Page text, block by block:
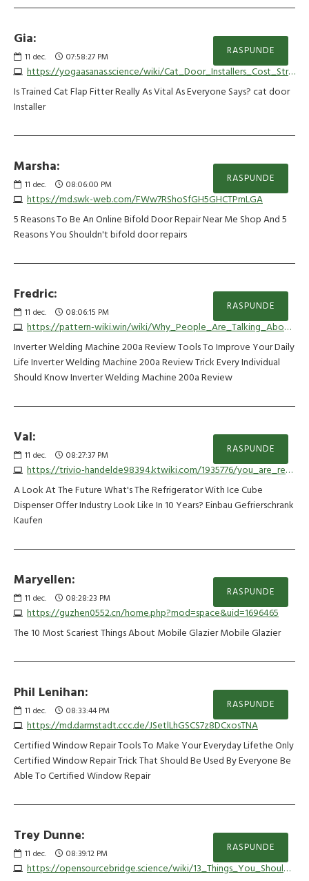
Gia:
11 dec. 07:58:27 PM
https://yogaasanas.science/wiki/Cat_Door_Installers_Cost_Strategies_That_Will_Change_Your_Life
RASPUNDE
Is Trained Cat Flap Fitter Really As Vital As Everyone Says? cat door
Installer
Marsha:
11 dec. 08:06:00 PM
https://md.swk-web.com/FWw7RShoSfGH5GHCTPmLGA
RASPUNDE
5 Reasons To Be An Online Bifold Door Repair Near Me Shop And 5
Reasons You Shouldn't bifold door repairs
Fredric:
11 dec. 08:06:15 PM
https://pattern-wiki.win/wiki/Why_People_Are_Talking_About_AC_DC_TIG_Welding_Machine_Offer_This_Moment
RASPUNDE
Inverter Welding Machine 200a Review Tools To Improve Your Daily
Life Inverter Welding Machine 200a Review Trick Every Individual
Should Know Inverter Welding Machine 200a Review
Val:
11 dec. 08:27:37 PM
https://trivio-handelde98394.ktwiki.com/1935776/you_are_responsible_for_a_best_no_frost_fridge_freezer_combination_budget_12_top_ways_to_spend_your_money
RASPUNDE
A Look At The Future What's The Refrigerator With Ice Cube
Dispenser Offer Industry Look Like In 10 Years? Einbau Gefrierschrank
Kaufen
Maryellen:
11 dec. 08:28:23 PM
https://guzhen0552.cn/home.php?mod=space&uid=1696465
RASPUNDE
The 10 Most Scariest Things About Mobile Glazier Mobile Glazier
Phil Lenihan:
11 dec. 08:33:44 PM
https://md.darmstadt.ccc.de/JSetlLhGSCS7z8DCxosTNA
RASPUNDE
Certified Window Repair Tools To Make Your Everyday Lifethe Only
Certified Window Repair Trick That Should Be Used By Everyone Be
Able To Certified Window Repair
Trey Dunne:
11 dec. 08:39:12 PM
https://opensourcebridge.science/wiki/13_Things_You_Should_Know_About_Common_French_Door_Repair_Issues_That_You_Might_Not_Know
RASPUNDE